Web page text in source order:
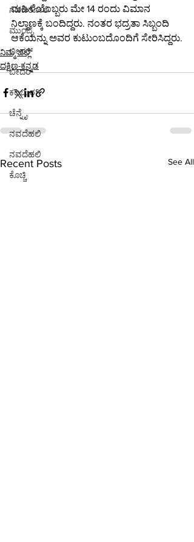
ಗಡಚಿರೋಲಿ
ಮುಂಬೈ
ಬೀದರ್
ಬೀದರ್
ಕಲಬುರಗಿ
ಚೆನ್ನೈ
ನವದೆಹಲಿ
ನವದೆಹಲಿ
ಕೊಚ್ಚಿ
ಮಹಿಳೆಯೊಬ್ಬರು ಮೇ 14 ರಂದು ವಿಮಾನ
ನಿಲ್ದಾಣಕ್ಕೆ ಬಂದಿದ್ದರು. ನಂತರ ಭದ್ರತಾ ಸಿಬ್ಬಂದಿ
ಆಕೆಯನ್ನು ಅವರ ಕುಟುಂಬದೊಂದಿಗೆ ಸೇರಿಸಿದ್ದರು.
ನಿಮ್ಮ ಜಿಲ್ಲೆ
ದಕ್ಷಿಣ-ಕನ್ನಡ
Recent Posts See All